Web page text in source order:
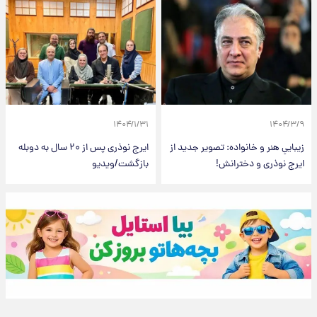
۱۴۰۴/۳/۹
زیباییِ هنر و خانواده: تصویر جدید از
ایرج نوذری و دخترانش!
۱۴۰۴/۱/۳۱
ایرج نوذری پس از ۲۰ سال به دوبله
بازگشت/ویدیو